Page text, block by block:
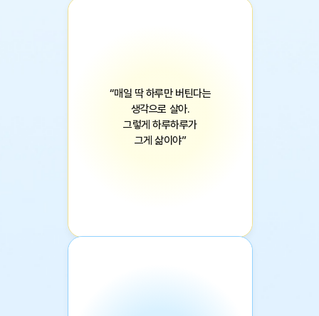
“매일 딱 하루만 버틴다는
생각으로 살아.
그렇게 하루하루가
그게 삶이야”